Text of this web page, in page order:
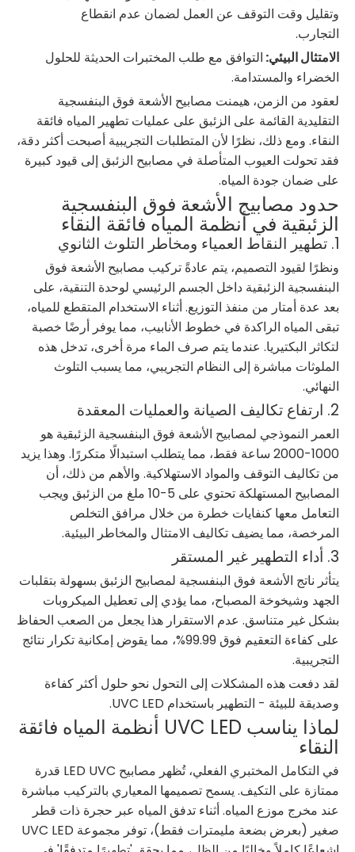
وتقليل وقت التوقف عن العمل لضمان عدم انقطاع
التجارب.
الامتثال البيئي: التوافق مع طلب المختبرات الحديثة للحلول
الخضراء والمستدامة.
لعقود من الزمن، هيمنت مصابيح الأشعة فوق البنفسجية
التقليدية القائمة على الزئبق على عمليات تطهير المياه فائقة
النقاء. ومع ذلك، نظرًا لأن المتطلبات التجريبية أصبحت أكثر دقة،
فقد تحولت العيوب المتأصلة في مصابيح الزئبق إلى قيود كبيرة
على ضمان جودة المياه.
حدود مصابيح الأشعة فوق البنفسجية
الزئبقية في أنظمة المياه فائقة النقاء
1. تطهير النقاط العمياء ومخاطر التلوث الثانوي
ونظرًا لقيود التصميم، يتم عادةً تركيب مصابيح الأشعة فوق
البنفسجية الزئبقية داخل الجسم الرئيسي لوحدة التنقية، على
بعد عدة أمتار من منفذ التوزيع. أثناء الاستخدام المتقطع للمياه،
تبقى المياه الراكدة في خطوط الأنابيب، مما يوفر أرضًا خصبة
لتكاثر البكتيريا. عندما يتم صرف الماء مرة أخرى، تدخل هذه
الملوثات مباشرة إلى النظام التجريبي، مما يسبب التلوث
النهائي.
2. ارتفاع تكاليف الصيانة والعمليات المعقدة
العمر النموذجي لمصابيح الأشعة فوق البنفسجية الزئبقية هو
1000-2000 ساعة فقط، مما يتطلب استبدالًا متكررًا. وهذا يزيد
من تكاليف التوقف والمواد الاستهلاكية. والأهم من ذلك، أن
المصابيح المستهلكة تحتوي على 5-10 ملغ من الزئبق ويجب
التعامل معها كنفايات خطرة من خلال مرافق التخلص
المرخصة، مما يضيف تكاليف الامتثال والمخاطر البيئية.
3. أداء التطهير غير المستقر
يتأثر ناتج الأشعة فوق البنفسجية لمصابيح الزئبق بسهولة بتقلبات
الجهد وشيخوخة المصباح، مما يؤدي إلى تعطيل الميكروبات
بشكل غير متناسق. عدم الاستقرار هذا يجعل من الصعب الحفاظ
على كفاءة التعقيم فوق 99.99%، مما يقوض إمكانية تكرار نتائج
التجريبية.
لقد دفعت هذه المشكلات إلى التحول نحو حلول أكثر كفاءة
وصديقة للبيئة - التطهير باستخدام UVC LED.
لماذا يناسب UVC LED أنظمة المياه فائقة
النقاء
في التكامل المختبري الفعلي، تُظهر مصابيح LED UVC قدرة
ممتازة على التكيف. يسمح تصميمها المعياري بالتركيب مباشرة
عند مخرج موزع المياه. أثناء تدفق المياه عبر حجرة ذات قطر
صغير (بعرض بضعة مليمترات فقط)، توفر مجموعة UVC LED